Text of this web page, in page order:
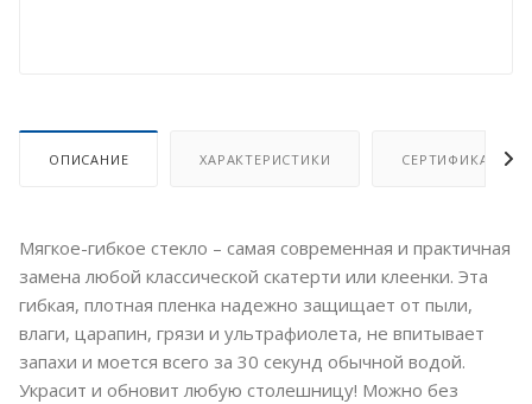
ОПИСАНИЕ ХАРАКТЕРИСТИКИ СЕРТИФИКАТ
Мягкое-гибкое стекло – самая современная и практичная
замена любой классической скатерти или клеенки. Эта
гибкая, плотная пленка надежно защищает от пыли,
влаги, царапин, грязи и ультрафиолета, не впитывает
запахи и моется всего за 30 секунд обычной водой.
Украсит и обновит любую столешницу! Можно без